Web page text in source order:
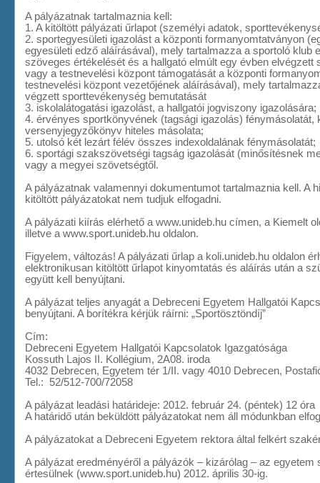
A pályázatnak tartalmaznia kell:
1. A kitöltött pályázati űrlapot (személyi adatok,
2. sportegyesületi igazolást a központi formanyomtatványon
egyesületi edző aláírásával), mely tartalmazza a sportoló klub
szöveges értékelését és a hallgató elmúlt egy évben elvégzett
vagy a testnevelési központ támogatását a központi
testnevelési központ vezetőjének aláírásával), mely
végzett sporttevékenység bemutatását
3. iskolalátogatási igazolást, a hallgatói jogviszony igazolására;
4. érvényes sportkönyvének (tagsági igazolás) fénymásolatát,
versenyjegyzőkönyv hiteles másolata;
5. utolsó két lezárt félév összes indexoldalának fénymásolatát;
6. sportági szakszövetségi tagság igazolását (minősítésnek
vagy a megyei szövetségtől.
A pályázatnak valamennyi dokumentumot tartalmaznia kell. A
kitöltött pályázatokat nem tudjuk elfogadni.
A pályázati kiírás elérhető a www.unideb.hu címen, a Kiemelt
illetve a www.sport.unideb.hu oldalon.
Figyelem, változás! A pályázati űrlap a koli.unideb.hu oldalon
elektronikusan kitöltött űrlapot kinyomtatás és aláírás után a
együtt kell benyújtani.
A pályázat teljes anyagát a Debreceni Egyetem Hallgatói
benyújtani. A borítékra kérjük ráírni: „Sportösztöndíj”
Cím:
Debreceni Egyetem Hallgatói Kapcsolatok Igazgatósága
Kossuth Lajos II. Kollégium, 2A08. iroda
4032 Debrecen, Egyetem tér 1/II. vagy 4010 Debrecen,
Tel.: 52/512-700/72058
A pályázat leadási határideje: 2012. február 24. (péntek) 12 óra
A határidő után beküldött pályázatokat nem áll módunkban
A pályázatokat a Debreceni Egyetem rektora által felkért
A pályázat eredményéről a pályázók – kizárólag – az egyetem
értesülnek (www.sport.unideb.hu) 2012. április 30-ig.